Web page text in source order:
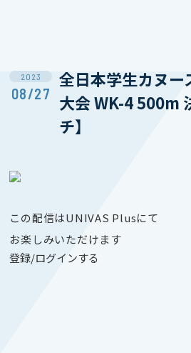
2023
08/27
全日本学生カヌー
大会 WK-4 500m
チ】
この配信はUNIVAS Plusにて
お楽しみいただけます
登録/ログインする